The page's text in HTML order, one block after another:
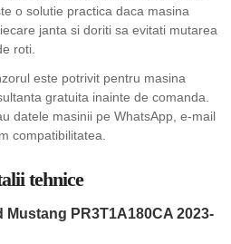
o solutie practica daca masina
janta si doriti sa evitati mutarea
roti.
este potrivit pentru masina
gratuita inainte de comanda.
datele masinii pe WhatsApp, e-mail
compatibilitatea.
tehnice
Mustang PR3T1A180CA 2023-